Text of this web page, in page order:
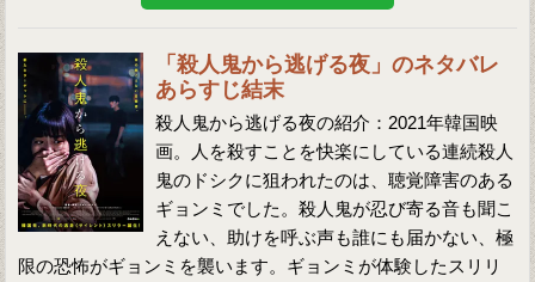
「殺人鬼から逃げる夜」のネタバレ
あらすじ結末
殺人鬼から逃げる夜の紹介：2021年韓国映
画。人を殺すことを快楽にしている連続殺人
鬼のドシクに狙われたのは、聴覚障害のある
ギョンミでした。殺人鬼が忍び寄る音も聞こ
えない、助けを呼ぶ声も誰にも届かない、極
限の恐怖がギョンミを襲います。ギョンミが体験したスリリ